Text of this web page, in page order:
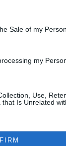
Sale of my
my
Use,
Is Unrelated
277 του
από τον